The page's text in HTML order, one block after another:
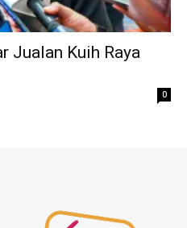
Jualan Kuih Raya
0